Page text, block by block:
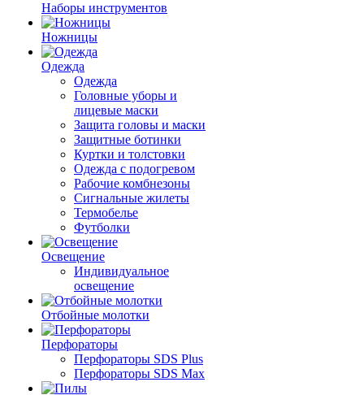
Наборы инструментов
Ножницы
Одежда
Одежда
Головные уборы и
лицевые маски
Защита головы и маски
Защитные ботинки
Куртки и толстовки
Одежда с подогревом
Рабочие комбнезоны
Сигнальные жилеты
Термобелье
Футболки
Освещение
Индивидуальное
освещение
Отбойные молотки
Перфораторы
Перфораторы SDS Plus
Перфораторы SDS Max